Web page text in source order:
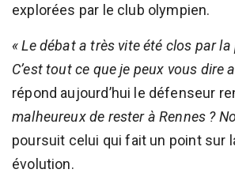
explorées par le club olympien.
« Le débat a très vite été clos par
C’est tout ce que je peux vous dire
répond aujourd’hui le défenseur
malheureux de rester à Rennes ?
poursuit celui qui fait un point sur
évolution.